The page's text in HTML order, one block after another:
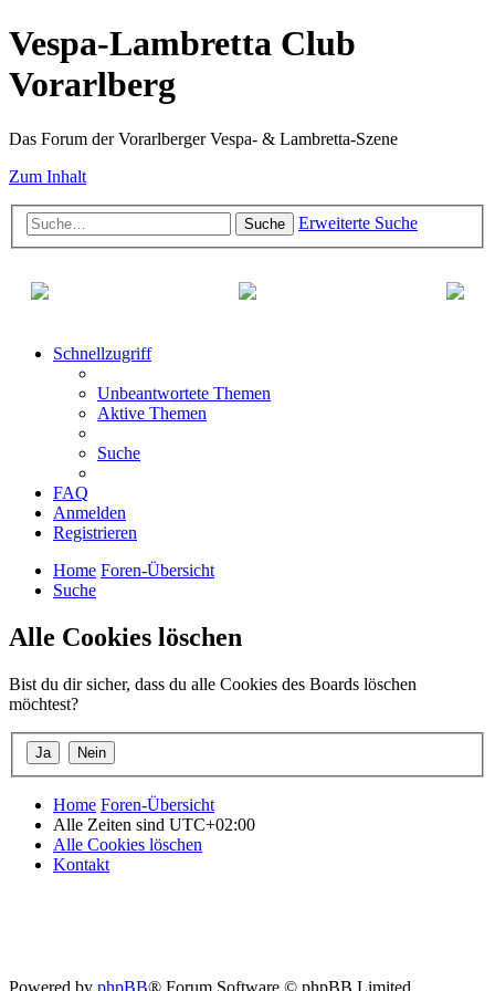
Vespa-Lambretta Club
Vorarlberg
Das Forum der Vorarlberger Vespa- & Lambretta-Szene
Zum Inhalt
Suche Erweiterte Suche
Schnellzugriff
Unbeantwortete Themen
Aktive Themen
Suche
FAQ
Anmelden
Registrieren
Home Foren-Übersicht
Suche
Alle Cookies löschen
Bist du dir sicher, dass du alle Cookies des Boards löschen
möchtest?
Home Foren-Übersicht
Alle Zeiten sind UTC+02:00
Alle Cookies löschen
Kontakt